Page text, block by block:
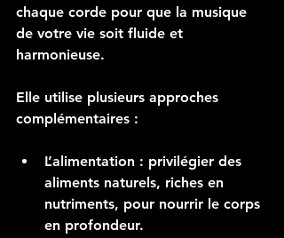
chaque corde pour que la musique
de votre vie soit fluide et
harmonieuse.
Elle utilise plusieurs approches
complémentaires :
L’alimentation : privilégier des
aliments naturels, riches en
nutriments, pour nourrir le corps
en profondeur.